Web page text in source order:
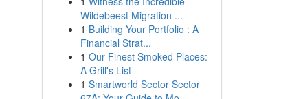
Wildebeest Migration ...
1 Building Your Portfolio : A
Financial Strat...
1 Our Finest Smoked Places:
A Grill's List
1 Smartworld Sector Sector